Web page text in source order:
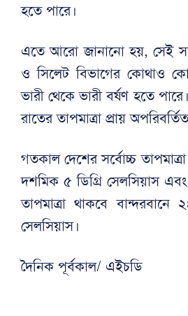
হতে পারে।
এতে আরো জানানো হয়, সেই
ও সিলেট বিভাগের কোথাও
ভারী থেকে ভারী বর্ষণ হতে
রাতের তাপমাত্রা প্রায়
গতকাল দেশের সর্বোচ্চ
দশমিক ৫ ডিগ্রি সেলসিয়াস
তাপমাত্রা থাকবে
সেলসিয়াস।
দৈনিক পূর্বকাল/ এইচডি